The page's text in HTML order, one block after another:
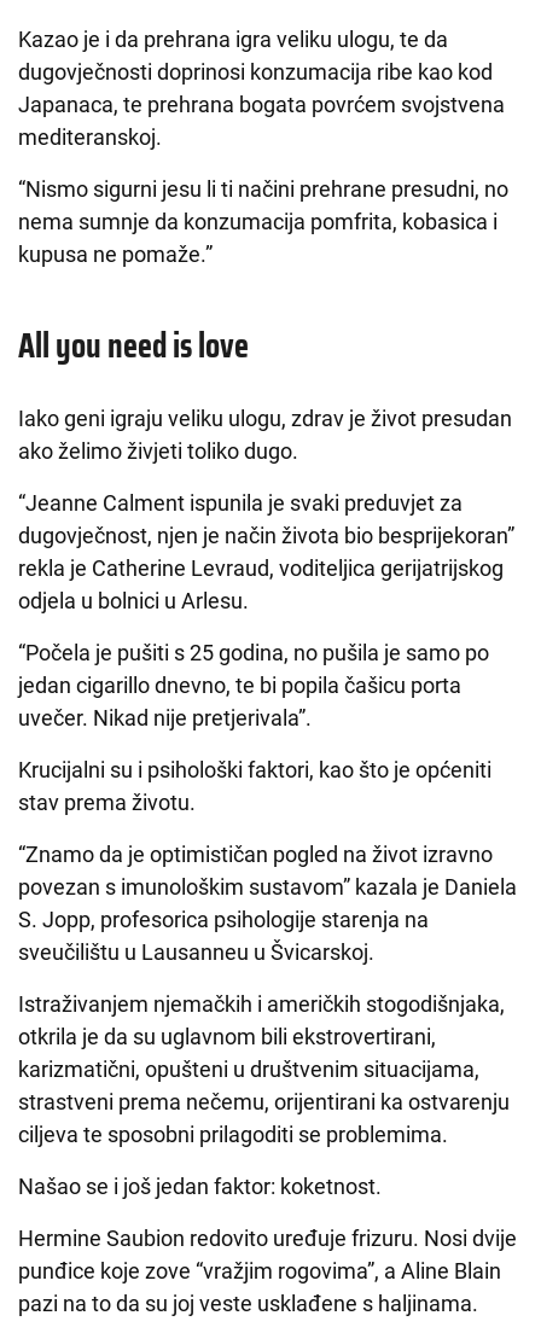
Kazao je i da prehrana igra veliku ulogu, te da
dugovječnosti doprinosi konzumacija ribe kao kod
Japanaca, te prehrana bogata povrćem svojstvena
mediteranskoj.
“Nismo sigurni jesu li ti načini prehrane presudni, no
nema sumnje da konzumacija pomfrita, kobasica i
kupusa ne pomaže.”
All you need is love
Iako geni igraju veliku ulogu, zdrav je život presudan
ako želimo živjeti toliko dugo.
“Jeanne Calment ispunila je svaki preduvjet za
dugovječnost, njen je način života bio besprijekoran”
rekla je Catherine Levraud, voditeljica gerijatrijskog
odjela u bolnici u Arlesu.
“Počela je pušiti s 25 godina, no pušila je samo po
jedan cigarillo dnevno, te bi popila čašicu porta
uvečer. Nikad nije pretjerivala”.
Krucijalni su i psihološki faktori, kao što je općeniti
stav prema životu.
“Znamo da je optimističan pogled na život izravno
povezan s imunološkim sustavom” kazala je Daniela
S. Jopp, profesorica psihologije starenja na
sveučilištu u Lausanneu u Švicarskoj.
Istraživanjem njemačkih i američkih stogodišnjaka,
otkrila je da su uglavnom bili ekstrovertirani,
karizmatični, opušteni u društvenim situacijama,
strastveni prema nečemu, orijentirani ka ostvarenju
ciljeva te sposobni prilagoditi se problemima.
Našao se i još jedan faktor: koketnost.
Hermine Saubion redovito uređuje frizuru. Nosi dvije
punđice koje zove “vražjim rogovima”, a Aline Blain
pazi na to da su joj veste usklađene s haljinama.